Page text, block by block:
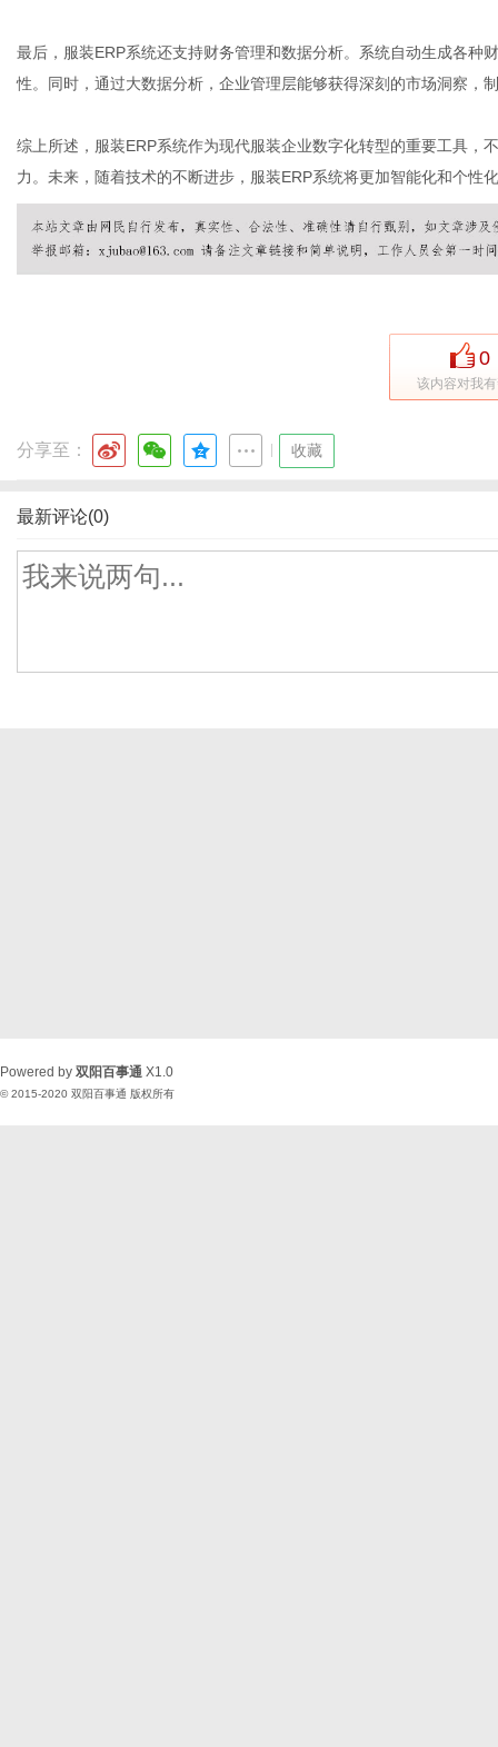
最后，服装ERP系统还支持财务管理和数据分析。系统自动生成各种
性。同时，通过大数据分析，企业管理层能够获得深刻的市场洞察，
综上所述，服装ERP系统作为现代服装企业数字化转型的重要工具，
力。未来，随着技术的不断进步，服装ERP系统将更加智能化和个性
0
该内容对我
分享至： 收藏
最新评论(0)
Powered by 双阳百事通 X1.0
© 2015-2020 双阳百事通 版权所有